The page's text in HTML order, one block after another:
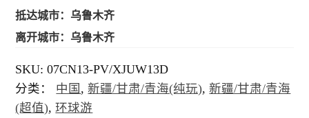
圣灵群岛/哈密尔顿/大堡礁
堪培拉 ACT
抵达城市：乌鲁木齐
离开城市：乌鲁木齐
SKU:07CN13-PV/XJUW13D
分类： 中国 ,新疆/甘肃/青海(纯玩),新疆/甘肃/青海
(超值),环球游